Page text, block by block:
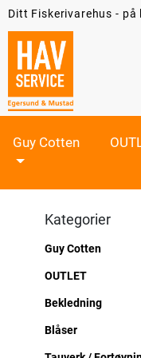
Ditt Fiskerivarehus - på
Guy Cotten
Kategorier
Guy Cotten
OUTLET
Bekledning
Blåser